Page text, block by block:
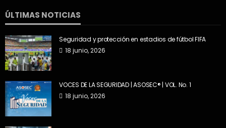
ÚLTIMAS NOTICIAS
Seguridad y protección en estadios de fútbol FIFA
18 junio, 2026
VOCES DE LA SEGURIDAD | ASOSEC® | VOL. No. 1
18 junio, 2026